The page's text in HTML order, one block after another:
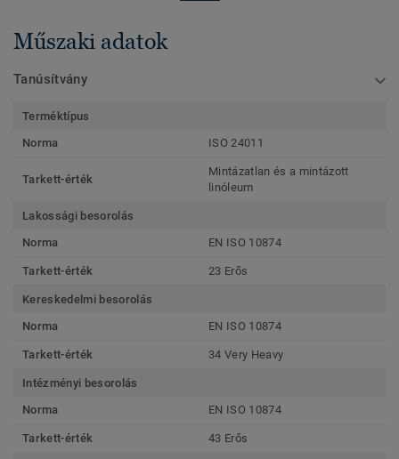
Műszaki adatok
Tanúsítvány
Terméktípus
Norma
ISO 24011
Tarkett-érték
Mintázatlan és a mintázott
linóleum
Lakossági besorolás
Norma
EN ISO 10874
Tarkett-érték 23 Erős
Kereskedelmi besorolás
Norma
EN ISO 10874
Tarkett-érték 34 Very Heavy
Intézményi besorolás
Norma
EN ISO 10874
Tarkett-érték 43 Erős